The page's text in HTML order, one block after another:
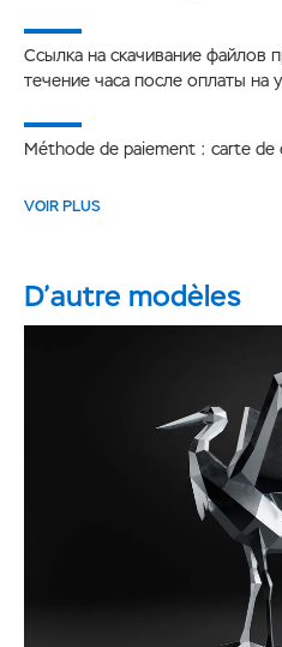
Ссылка на скачивание файлов
течение часа после оплаты на
Méthode de paiement : carte de
VOIR PLUS
D’autre modèles